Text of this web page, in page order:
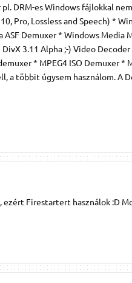
DRM-es Windows fájlokkal
Pro, Lossless and Speech) *
ASF Demuxer * Windows Media
3.11 Alpha ;-) Video
* MPEG4 ISO Demuxer
a többit úgysem használom. A
ezért Firestartert használok :D